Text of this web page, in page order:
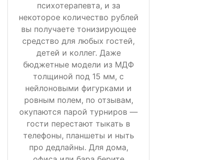
психотерапевта, и за
некоторое количество рублей
вы получаете тонизирующее
средство для любых гостей,
детей и коллег. Даже
бюджетные модели из МДФ
толщиной под 15 мм, с
нейлоновыми фигурками и
ровным полем, по отзывам,
окупаются парой турниров —
гости перестают тыкать в
телефоны, планшеты и ныть
про дедлайны. Для дома,